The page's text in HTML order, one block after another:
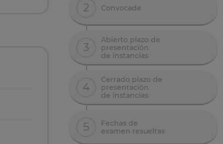
2 Convocada
3
Abierto plazo de
presentación
de instancias
4
Cerrado plazo de
presentación
de instancias
5
Fechas de
examen resueltas